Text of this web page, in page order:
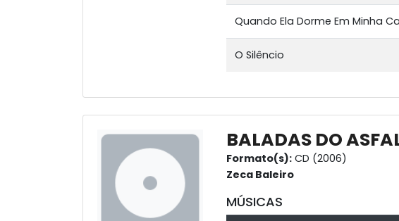
Quando Ela Dorme Em Minha
O Silêncio
BALADAS DO
Formato(s): CD (2006)
Zeca Baleiro
MÚSICAS